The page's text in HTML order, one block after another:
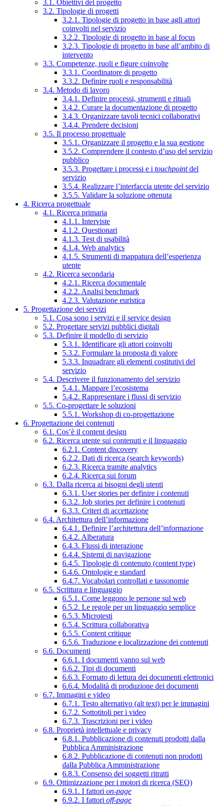
3.1. Obiettivi del progetto
3.2. Tipologie di progetti
3.2.1. Tipologie di progetto in base agli attori
coinvolti nel servizio
3.2.2. Tipologie di progetto in base al focus
3.2.3. Tipologie di progetto in base all’ambito di
intervento
3.3. Competenze, ruoli e figure coinvolte
3.3.1. Coordinatore di progetto
3.3.2. Definire ruoli e responsabilità
3.4. Metodo di lavoro
3.4.1. Definire processi, strumenti e rituali
3.4.2. Curare la documentazione di progetto
3.4.3. Organizzare tavoli tecnici collaborativi
3.4.4. Prendere decisioni
3.5. Il processo progettuale
3.5.1. Organizzare il progetto e la sua gestione
3.5.2. Comprendere il contesto d’uso del servizio
pubblico
3.5.3. Progettare i processi e i touchpointdel
servizio
3.5.4. Realizzare l’interfaccia utente del servizio
3.5.5. Validare la soluzione ottenuta
4. Ricerca progettuale
4.1. Ricerca primaria
4.1.1. Interviste
4.1.2. Questionari
4.1.3. Test di usabilità
4.1.4. Web analytics
4.1.5. Strumenti di mappatura dell’esperienza
utente
4.2. Ricerca secondaria
4.2.1. Ricerca documentale
4.2.2. Analisi benchmark
4.2.3. Valutazione euristica
5. Progettazione dei servizi
5.1. Cosa sono i servizi e il service design
5.2. Progettare servizi pubblici digitali
5.3. Definire il modello di servizio
5.3.1. Identificare gli attori coinvolti
5.3.2. Formulare la proposta di valore
5.3.3. Inquadrare gli elementi costitutivi del
servizio
5.4. Descrivere il funzionamento del servizio
5.4.1. Mappare l’ecosistema
5.4.2. Rappresentare i flussi di servizio
5.5. Co-progettare le soluzioni
5.5.1. Workshop di co-progettazione
6. Progettazione dei contenuti
6.1. Cos’è il content design
6.2. Ricerca utente sui contenuti e il linguaggio
6.2.1. Content discovery
6.2.2. Dati di ricerca (search keywords)
6.2.3. Ricerca tramite analytics
6.2.4. Ricerca sui forum
6.3. Dalla ricerca ai bisogni degli utenti
6.3.1. User stories per definire i contenuti
6.3.2. Job stories per definire i contenuti
6.3.3. Criteri di accettazione
6.4. Architettura dell’informazione
6.4.1. Definire l’architettura dell’informazione
6.4.2. Alberatura
6.4.3. Flussi di interazione
6.4.4. Sistemi di navigazione
6.4.5. Tipologie di contenuto (content type)
6.4.6. Ontologie e standard
6.4.7. Vocabolari controllati e tassonomie
6.5. Scrittura e linguaggio
6.5.1. Come leggono le persone sul web
6.5.2. Le regole per un linguaggio semplice
6.5.3. Microtesti
6.5.4. Scrittura collaborativa
6.5.5. Content critique
6.5.6. Traduzione e localizzazione dei contenuti
6.6. Documenti
6.6.1. I documenti vanno sul web
6.6.2. Tipi di documenti
6.6.3. Formato di lettura dei documenti elettronici
6.6.4. Modalità di produzione dei documenti
6.7. Immagini e video
6.7.1. Testo alternativo (alt text) per le immagini
6.7.2. Sottotitoli per i video
6.7.3. Trascrizioni per i video
6.8. Proprietà intellettuale e privacy
6.8.1. Pubblicazione di contenuti prodotti dalla
Pubblica Amministrazione
6.8.2. Pubblicazione di contenuti non prodotti
dalla Pubblica Amministrazione
6.8.3. Consenso dei soggetti ritratti
6.9. Ottimizzazione per i motori di ricerca (SEO)
6.9.1. I fattori on-page
6.9.2. I fattori off-page